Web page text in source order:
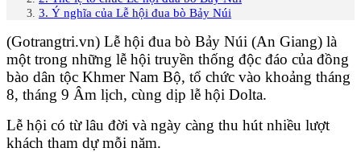
3. Ý nghĩa của Lễ hội đua bò Bảy Núi
(Gotrangtri.vn) Lễ hội đua bò Bảy Núi (An Giang) là
một trong những lễ hội truyền thống độc đáo của đồng
bào dân tộc Khmer Nam Bộ, tổ chức vào khoảng tháng
8, tháng 9 Âm lịch, cùng dịp lễ hội Dolta.
Lễ hội có từ lâu đời và ngày càng thu hút nhiều lượt
khách tham dự mỗi năm.